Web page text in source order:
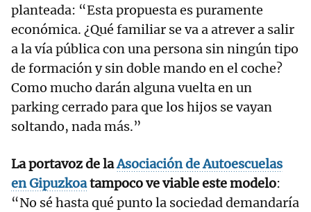
planteada: “Esta propuesta es puramente
económica. ¿Qué familiar se va a atrever a salir
a la vía pública con una persona sin ningún tipo
de formación y sin doble mando en el coche?
Como mucho darán alguna vuelta en un
parking cerrado para que los hijos se vayan
soltando, nada más.”
La portavoz de laAsociación de Autoescuelas
en Gipuzkoatampoco ve viable este modelo:
“No sé hasta qué punto la sociedad demandaría